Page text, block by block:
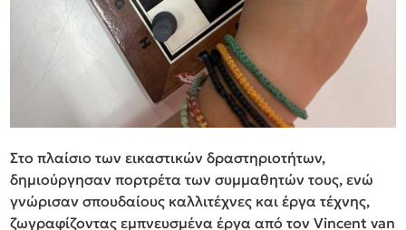
Στο πλαίσιο των εικαστικών δραστηριοτήτων,
δημιούργησαν πορτρέτα των συμμαθητών τους, ενώ
γνώρισαν σπουδαίους καλλιτέχνες και έργα τέχνης,
ζωγραφίζοντας εμπνευσμένα έργα από τον Vincent van